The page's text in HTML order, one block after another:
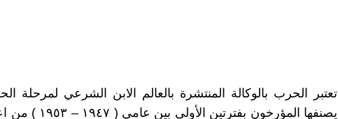
تعتبر الحرب بالوكالة المنتشرة بالعالم الابن الشرعي لمرحلة
يصنفها المؤرخون